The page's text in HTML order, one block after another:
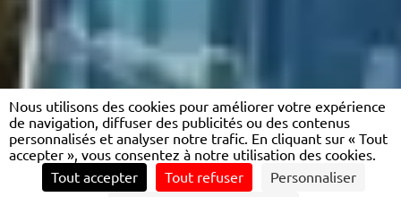
Nous utilisons des cookies pour améliorer votre expérience
de navigation, diffuser des publicités ou des contenus
personnalisés et analyser notre trafic. En cliquant sur « Tout
accepter », vous consentez à notre utilisation des cookies.
Tout accepter
Tout refuser
Personnaliser
CONTACTEZ NOUS